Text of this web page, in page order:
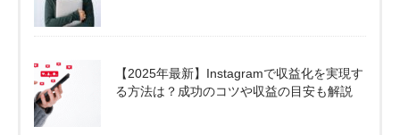
【2025年最新】Instagramで収益化を実現す
る方法は？成功のコツや収益の目安も解説